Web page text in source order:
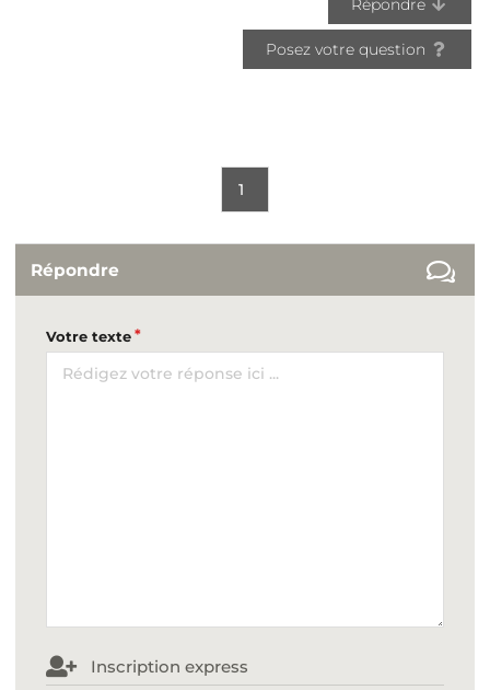
Répondre
Posez votre question
1
Répondre
Votre texte
Inscription express